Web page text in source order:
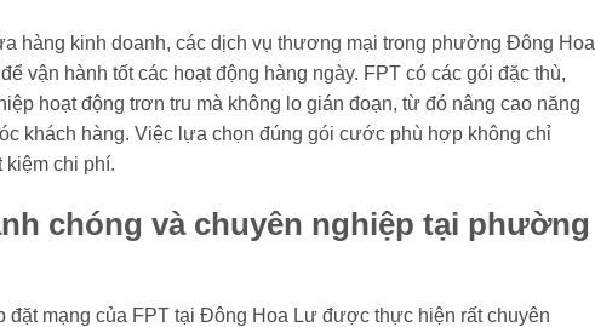
hàng kinh doanh, các dịch vụ thương mại trong phường Đông Hoa
vận hành tốt các hoạt động hàng ngày. FPT có các gói đặc thù,
hoạt động trơn tru mà không lo gián đoạn, từ đó nâng cao năng
khách hàng. Việc lựa chọn đúng gói cước phù hợp không chỉ
kiệm chi phí.
chóng và chuyên nghiệp tại phường
đặt mạng của FPT tại Đông Hoa Lư được thực hiện rất chuyên